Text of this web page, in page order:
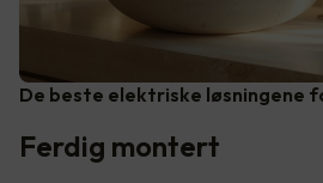
De beste elektriske løsningene
Ferdig montert